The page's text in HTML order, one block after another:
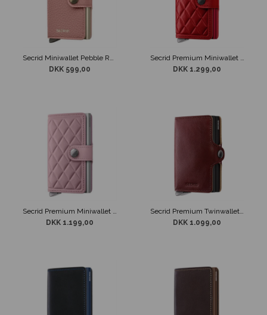
Secrid Miniwallet Pebble Rose
DKK 599,00
Secrid Premium Miniwallet Emboss Diamond Red
DKK 1.299,00
Secrid Premium Miniwallet Emboss Diamond Rose
DKK 1.199,00
Secrid Premium Twinwallet Basco Brown
DKK 1.099,00